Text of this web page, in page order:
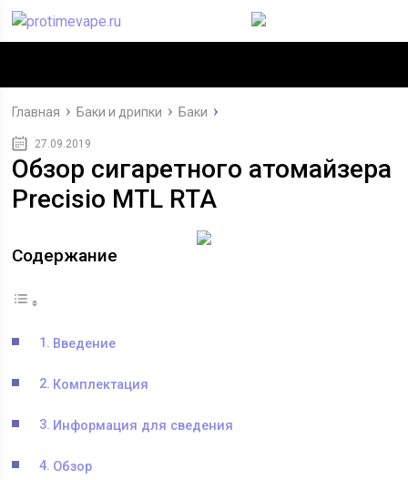
Главная Баки и дрипки Баки
27.09.2019
Обзор сигаретного атомайзера
Precisio MTL RTA
Содержание
Введение
Комплектация
Информация для сведения
Обзор